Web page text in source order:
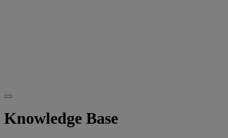
Knowledge Base